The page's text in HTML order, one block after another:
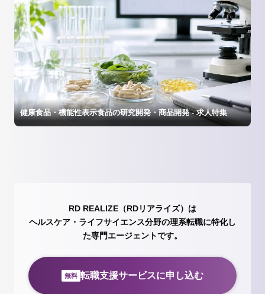
健康食品・機能性表示食品の研究開発・商品開発 - 求人特集
RD REALIZE（RDリアライズ）は
ヘルスケア・ライフサイエンス分野の理系転職に特化し
た専門エージェントです。
無料 転職支援サービスに申し込む